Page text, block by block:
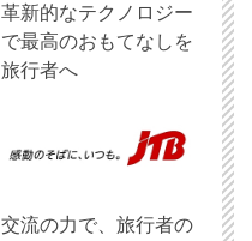
革新的なテクノロジー
で最高のおもてなしを
旅行者へ
交流の力で、旅行者の